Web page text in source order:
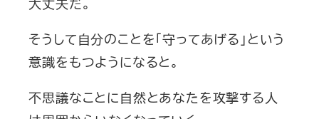
そうして自分のことを「守ってあげる」という
意識をもつようになると。
不思議なことに自然とあなたを攻撃する人